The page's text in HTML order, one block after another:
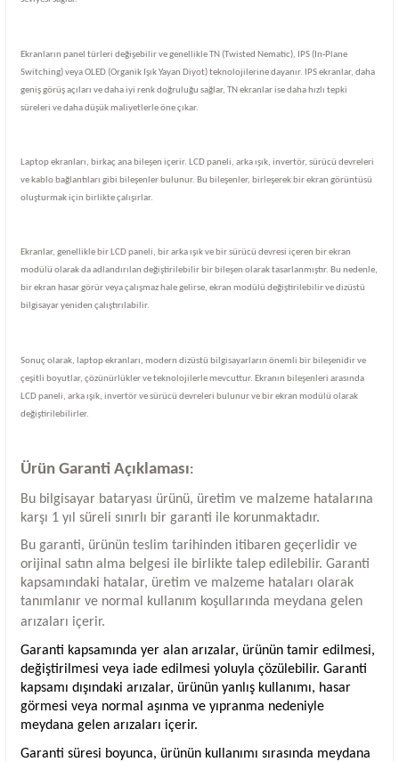
Ekranların panel türleri değişebilir ve genellikle TN (Twisted Nematic), IPS (In-Plane
Switching) veya OLED (Organik Işık Yayan Diyot) teknolojilerine dayanır. IPS ekranlar, daha
geniş görüş açıları ve daha iyi renk doğruluğu sağlar, TN ekranlar ise daha hızlı tepki
süreleri ve daha düşük maliyetlerle öne çıkar.
Laptop ekranları, birkaç ana bileşen içerir. LCD paneli, arka ışık, invertör, sürücü devreleri
ve kablo bağlantıları gibi bileşenler bulunur. Bu bileşenler, birleşerek bir ekran görüntüsü
oluşturmak için birlikte çalışırlar.
Ekranlar, genellikle bir LCD paneli, bir arka ışık ve bir sürücü devresi içeren bir ekran
modülü olarak da adlandırılan değiştirilebilir bir bileşen olarak tasarlanmıştır. Bu nedenle,
bir ekran hasar görür veya çalışmaz hale gelirse, ekran modülü değiştirilebilir ve dizüstü
bilgisayar yeniden çalıştırılabilir.
Sonuç olarak, laptop ekranları, modern dizüstü bilgisayarların önemli bir bileşenidir ve
çeşitli boyutlar, çözünürlükler ve teknolojilerle mevcuttur. Ekranın bileşenleri arasında
LCD paneli, arka ışık, invertör ve sürücü devreleri bulunur ve bir ekran modülü olarak
değiştirilebilirler.
Ürün Garanti Açıklaması:
Bu bilgisayar bataryası ürünü, üretim ve malzeme hatalarına
karşı 1 yıl süreli sınırlı bir garanti ile korunmaktadır.
Bu garanti, ürünün teslim tarihinden itibaren geçerlidir ve
orijinal satın alma belgesi ile birlikte talep edilebilir. Garanti
kapsamındaki hatalar, üretim ve malzeme hataları olarak
tanımlanır ve normal kullanım koşullarında meydana gelen
arızaları içerir.
Garanti kapsamında yer alan arızalar, ürünün tamir edilmesi,
değiştirilmesi veya iade edilmesi yoluyla çözülebilir. Garanti
kapsamı dışındaki arızalar, ürünün yanlış kullanımı, hasar
görmesi veya normal aşınma ve yıpranma nedeniyle
meydana gelen arızaları içerir.
Garanti süresi boyunca, ürünün kullanımı sırasında meydana